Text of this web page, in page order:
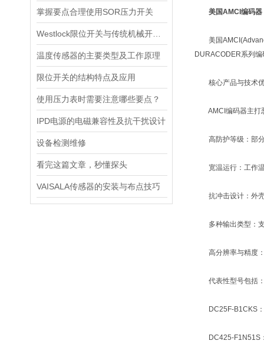
掌握要点合理使用SOR压力开关
温度传感器的主要类型及工作原理
限位开关的结构特点及应用
使用压力表时需要注意哪些要点？
IPD电源的电磁兼容性及抗干扰设计
设备检测维修
看完这篇文章，秒懂探头
VAISALA传感器的安装与布点技巧
美国AMCI编码
美国
DURACODER系列
核心产品与技术
AMCI编码器主打‌
高防护等级‌：部分
宽温运行‌：工作温
抗冲击设计‌：外壳
多种输出类型‌：支
高分辨率与精度‌：
代表性型号包括
‌DC25F-B1CKS‌：
‌DC425-F1N51S‌：